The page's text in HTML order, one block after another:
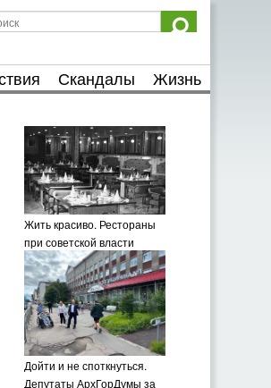
Скандалы Жизнь
Жить красиво. Рестораны
при советской власти
Дойти и не споткнуться.
Депутаты АрхГорДумы за